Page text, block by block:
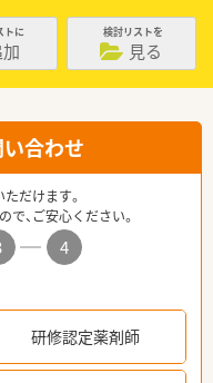
トに 検討リストを
見る
合わせ
だけます。
、ご安心ください。
4
研修認定薬剤師